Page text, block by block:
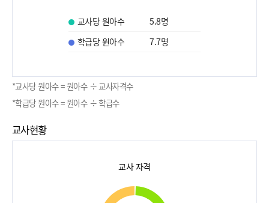
교사당 원아수 5.8명
학급당 원아수
7.7명
*교사당 원아수 = 원아수 ÷ 교사자격수
*학급당 원아수 = 원아수 ÷ 학급수
교사현황
교사 자격